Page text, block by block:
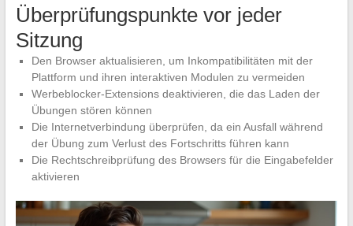
Überprüfungspunkte vor jeder
Sitzung
Den Browser aktualisieren, um Inkompatibilitäten mit der
Plattform und ihren interaktiven Modulen zu vermeiden
Werbeblocker-Extensions deaktivieren, die das Laden der
Übungen stören können
Die Internetverbindung überprüfen, da ein Ausfall während
der Übung zum Verlust des Fortschritts führen kann
Die Rechtschreibprüfung des Browsers für die Eingabefelder
aktivieren